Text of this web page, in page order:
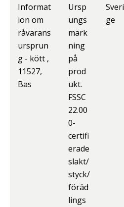
Informat
ion om
råvarans
ursprun
g - kött ,
11527,
Bas
Ursp
ungs
märk
ning
på
prod
ukt.
FSSC
22.00
0-
certifi
erade
slakt/
styck/
föräd
lings
Sveri
ge